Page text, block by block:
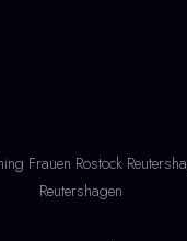
Frauen Rostock
Reutershagen